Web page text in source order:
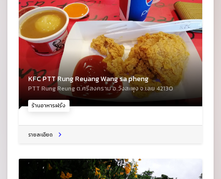
ร้านอาหารฝรั่ง
KFC PTT Rung Reuang Wang sa pheng
PTT Rung Reung ต.ศรีสงคราม อ.วังสะพุง จ.เลย 42130
รายละเอียด